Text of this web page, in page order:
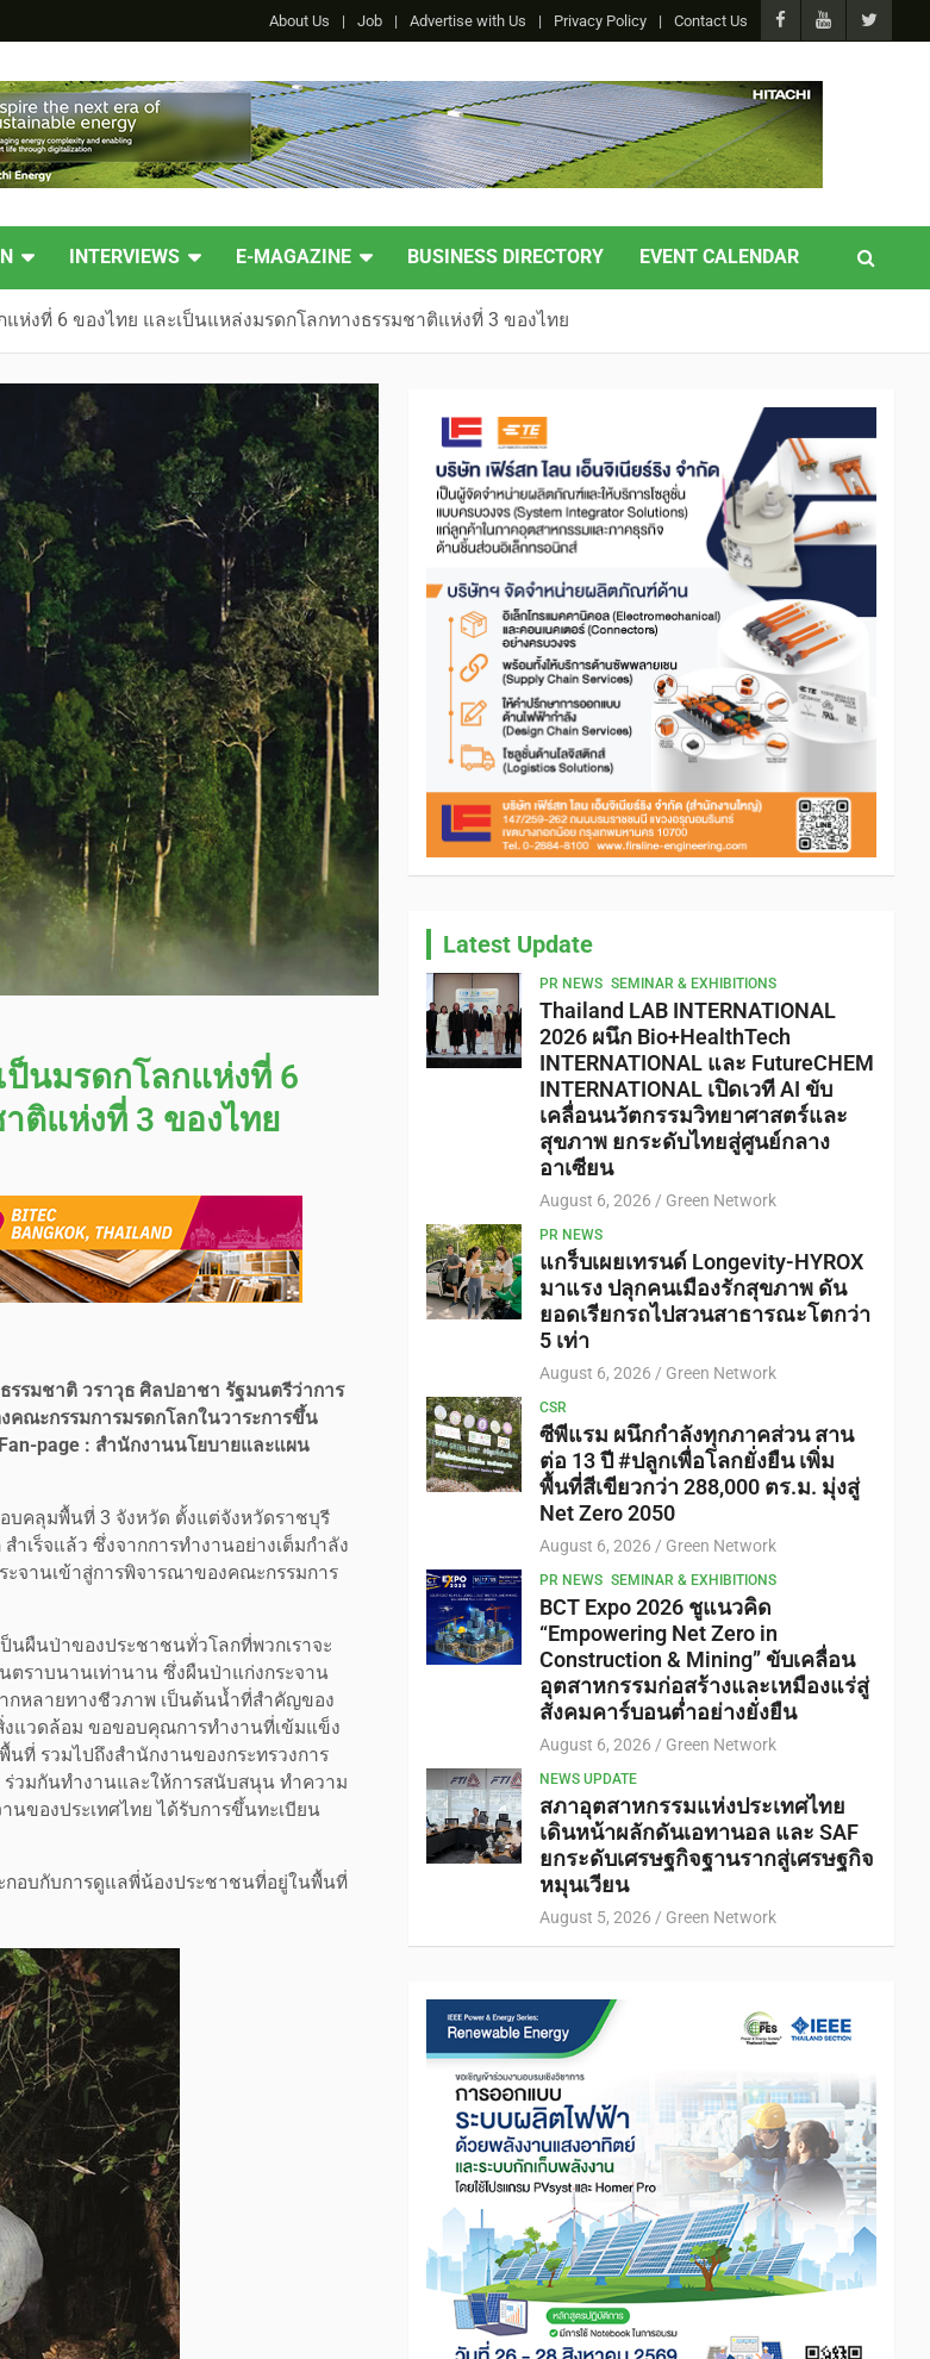
About Us Job Advertise with Us Privacy Policy Contact Us
INTERVIEWS E-MAGAZINE BUSINESS DIRECTORY EVENT CALENDAR
ห่งที่ 6 ของไทย และเป็นแหล่งมรดกโลกทางธรรมชาติแห่งที่ 3 ของไทย
ป็นมรดกโลกแห่งที่ 6
ติแห่งที่ 3 ของไทย
รมชาติ วราวุธ ศิลปอาชา รัฐมนตรีว่าการ
คณะกรรมการมรดกโลกในวาระการขึ้น
page : สำนักงานนโยบายและแผน
บคลุมพื้นที่ 3 จังหวัด ตั้งแต่จังหวัดราชบุรี
เร็จแล้ว ซึ่งจากการทำงานอย่างเต็มกำลัง
ะจานเข้าสู่การพิจารณาของคณะกรรมการ
นผืนป่าของประชาชนทั่วโลกที่พวกเราจะ
ตราบนานเท่านาน ซึ่งผืนป่าแก่งกระจาน
หลายทางชีวภาพ เป็นต้นน้ำที่สำคัญของ
งแวดล้อม ขอขอบคุณการทำงานที่เข้มแข็ง
ที่ รวมไปถึงสำนักงานของกระทรวงการ
ร่วมกันทำงานและให้การสนับสนุน ทำความ
นของประเทศไทย ได้รับการขึ้นทะเบียน
กอบกับการดูแลพี่น้องประชาชนที่อยู่ในพื้นที่
Latest Update
PR NEWS SEMINAR & EXHIBITIONS
Thailand LAB INTERNATIONAL
2026 ผนึก Bio+HealthTech
INTERNATIONAL และ FutureCHEM
INTERNATIONAL เปิดเวที AI ขับ
เคลื่อนนวัตกรรมวิทยาศาสตร์และ
สุขภาพ ยกระดับไทยสู่ศูนย์กลาง
อาเซียน
August 6, 2026 Green Network
PR NEWS
แกร็บเผยเทรนด์ Longevity-HYROX
มาแรง ปลุกคนเมืองรักสุขภาพ ดัน
ยอดเรียกรถไปสวนสาธารณะโตกว่า
5 เท่า
August 6, 2026 Green Network
CSR
ซีพีแรม ผนึกกำลังทุกภาคส่วน สาน
ต่อ 13 ปี #ปลูกเพื่อโลกยั่งยืน เพิ่ม
พื้นที่สีเขียวกว่า 288,000 ตร.ม. มุ่งสู่
Net Zero 2050
August 6, 2026 Green Network
PR NEWS SEMINAR & EXHIBITIONS
BCT Expo 2026 ชูแนวคิด
“Empowering Net Zero in
Construction & Mining” ขับเคลื่อน
อุตสาหกรรมก่อสร้างและเหมืองแร่สู่
สังคมคาร์บอนต่ำอย่างยั่งยืน
August 6, 2026 Green Network
NEWS UPDATE
สภาอุตสาหกรรมแห่งประเทศไทย
เดินหน้าผลักดันเอทานอล และ SAF
ยกระดับเศรษฐกิจฐานรากสู่เศรษฐกิจ
หมุนเวียน
August 5, 2026 Green Network